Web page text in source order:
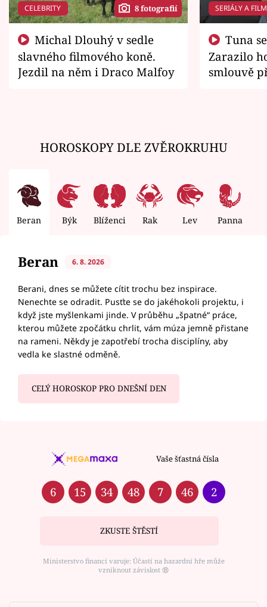
CELEBRITY 8 fotografií
slavného filmového koně.
Jezdil na něm i Draco Malfoy
SERIÁLY A
Zarazilo
smlouvě
HOROSKOPY DLE ZVĚROKRUHU
Beran Býk Blíženci Rak Lev Panna
Beran 6. 8. 2026
Berani, dnes se můžete cítit trochu bez inspirace.
Nenechte se odradit. Pusťte se do jakéhokoli projektu, i
když jste myšlenkami jinde. V průběhu „špatné“ práce,
kterou můžete zpočátku chrlit, vám múza jemně přistane
na rameni. Někdy je zapotřebí trocha disciplíny, aby
vedla ke slastné odměně.
CELÝ HOROSKOP PRO DNEŠNÍ DEN
Vaše šťastná čísla
6 15 34 48 7 46 2
ZKUSTE ŠTĚSTÍ
Ministerstvo financí varuje: Účastí na hazardní hře může
vzniknout závislost ⑱